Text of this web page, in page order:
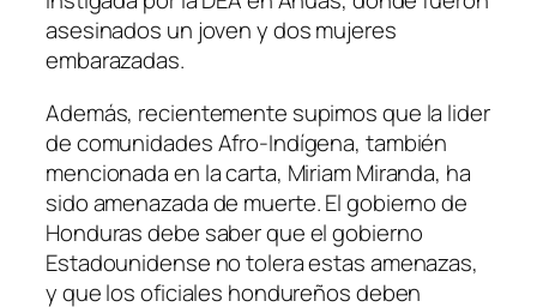
asesinados un joven y dos mujeres
embarazadas.
Además, recientemente supimos que la lider
de comunidades Afro-Indígena, también
mencionada en la carta, Miriam Miranda, ha
sido amenazada de muerte. El gobierno de
Honduras debe saber que el gobierno
Estadounidense no tolera estas amenazas,
y que los oficiales hondureños deben